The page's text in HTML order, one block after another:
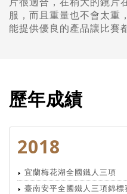
片很適合，在稍大的鏡片
服，而且重量也不會太重
能提供優良的產品讓比賽
歷年成績
2018
宜蘭梅花湖全國鐵人三項
臺南安平全國鐵人三項錦標